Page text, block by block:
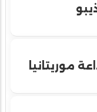
موريتانيا